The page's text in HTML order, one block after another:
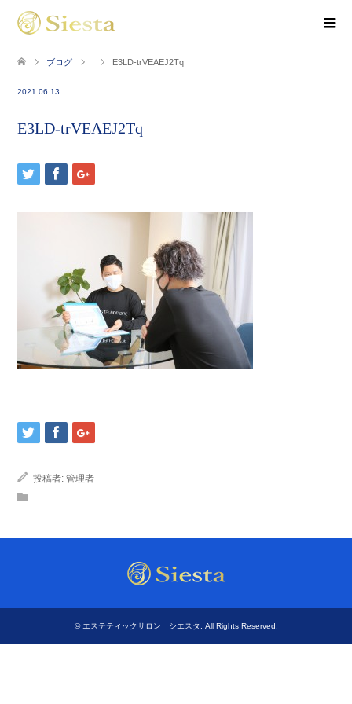
ブログ E3LD-trVEAEJ2Tq
2021.06.13
E3LD-trVEAEJ2Tq
投稿者: 管理者
© エステティックサロン シエスタ . All Rights Reserved.